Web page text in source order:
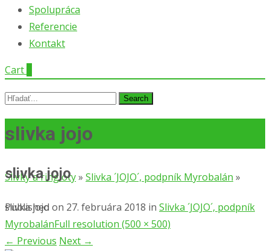
Spolupráca
Referencie
Kontakt
Cart
slivka jojo
Slivky a ringloty» Slivka ´JOJO´, podpník Myrobalán »
slivka jojo
slivka jojo
Published on 27. februára 2018 in Slivka ´JOJO´, podpník
MyrobalánFull resolution (500 × 500)
← Previous Next →